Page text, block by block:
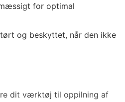
for optimal
og beskyttet, når den ikke
dit værktøj til oppilning af